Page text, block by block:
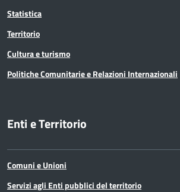
Statistica
Territorio
Cultura e turismo
Politiche Comunitarie e Relazioni Internazionali
Enti e Territorio
Comuni e Unioni
Servizi agli Enti pubblici del territorio